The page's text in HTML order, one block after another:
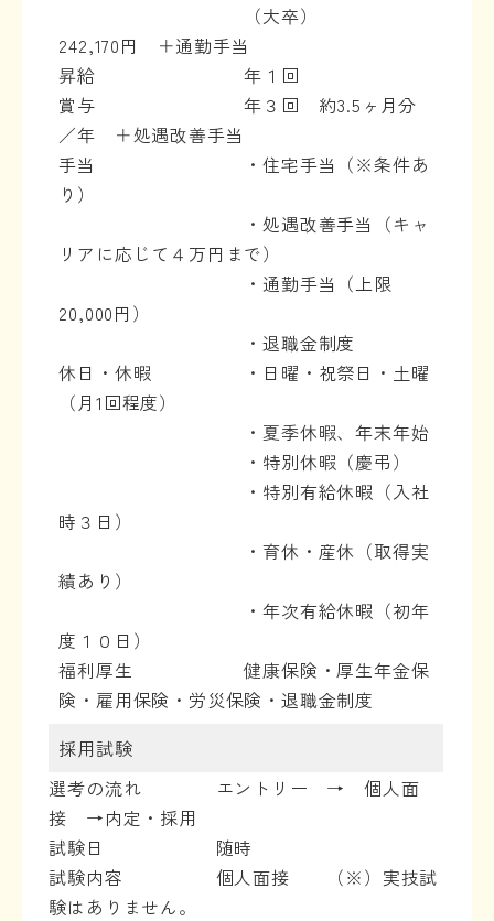
（大卒）
242,170円 ＋通勤手当
昇給 年１回
賞与 年３回 約3.5ヶ月分
／年 ＋処遇改善手当
手当 ・住宅手当（※条件あ
り）
・処遇改善手当（キャ
リアに応じて４万円まで）
・通勤手当（上限
20,000円）
・退職金制度
休日・休暇 ・日曜・祝祭日・土曜
（月1回程度）
・夏季休暇、年末年始
・特別休暇（慶弔）
・特別有給休暇（入社
時３日）
・育休・産休（取得実
績あり）
・年次有給休暇（初年
度１０日）
福利厚生 健康保険・厚生年金保
険・雇用保険・労災保険・退職金制度
採用試験
選考の流れ エントリー → 個人面
接 →内定・採用
試験日 随時
試験内容 個人面接 （※）実技試
験はありません。